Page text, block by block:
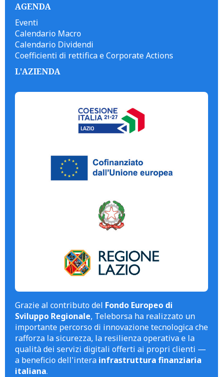
AGENDA
Eventi
Calendario Macro
Calendario Dividendi
Coefficienti di rettifica e Corporate Actions
L'AZIENDA
Grazie al contributo del Fondo Europeo di
Sviluppo Regionale, Teleborsa ha realizzato un
importante percorso di innovazione tecnologica che
rafforza la sicurezza, la resilienza operativa e la
qualità dei servizi digitali offerti ai propri clienti —
a beneficio dell'intera infrastruttura finanziaria
italiana.